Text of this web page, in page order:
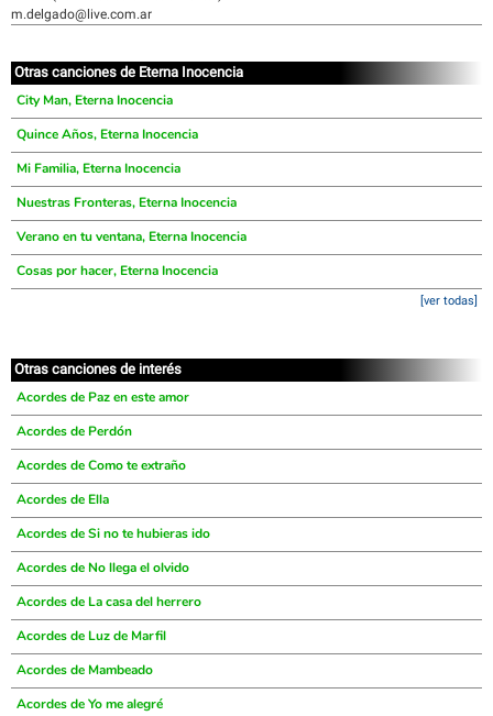
m.delgado@live.com.ar
Otras canciones de Eterna Inocencia
City Man, Eterna Inocencia
Quince Años, Eterna Inocencia
Mi Familia, Eterna Inocencia
Nuestras Fronteras, Eterna Inocencia
Verano en tu ventana, Eterna Inocencia
Cosas por hacer, Eterna Inocencia
[ver todas]
Otras canciones de interés
Acordes de Paz en este amor
Acordes de Perdón
Acordes de Como te extraño
Acordes de Ella
Acordes de Si no te hubieras ido
Acordes de No llega el olvido
Acordes de La casa del herrero
Acordes de Luz de Marfil
Acordes de Mambeado
Acordes de Yo me alegré